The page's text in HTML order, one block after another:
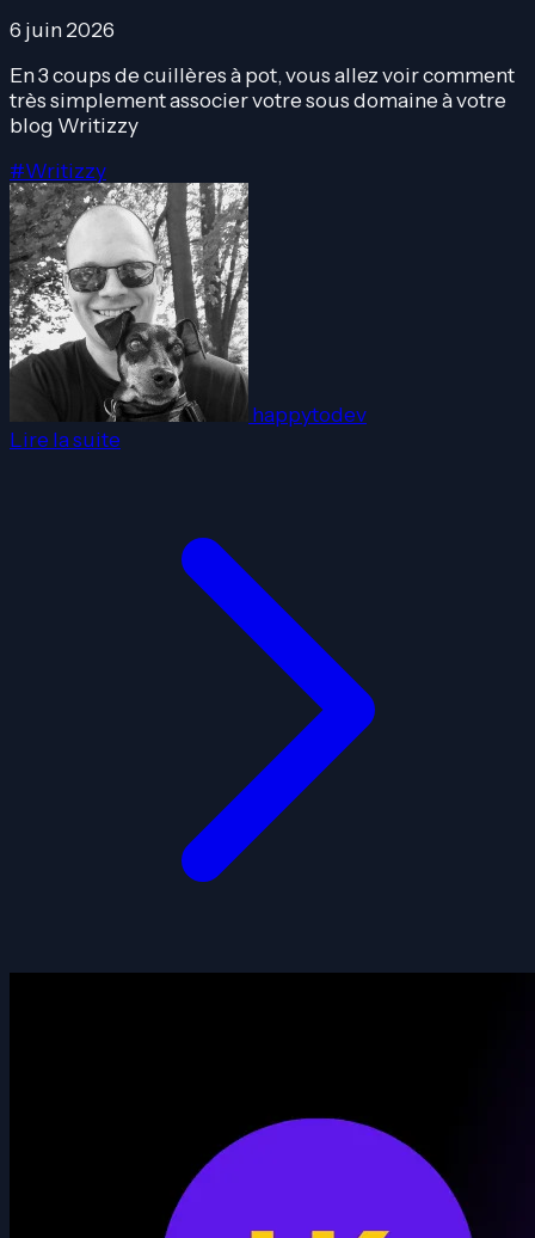
6 juin 2026
En 3 coups de cuillères à pot, vous allez voir comment
très simplement associer votre sous domaine à votre
blog Writizzy
#Writizzy
happytodev
Lire la suite